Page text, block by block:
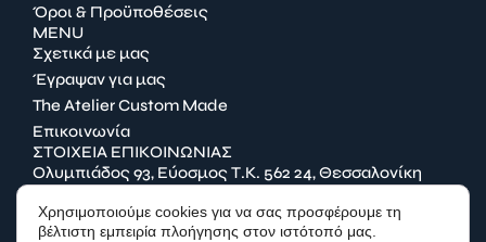
Όροι & Προϋποθέσεις
MENU
Σχετικά με μας
Έγραψαν για μας
The Atelier Custom Made
Επικοινωνία
ΣΤΟΙΧΕΙΑ ΕΠΙΚΟΙΝΩΝΙΑΣ
Ολυμπιάδος 93, Εύοσμος Τ.Κ. 562 24, Θεσσαλονίκη
info@lina-rene.gr
Χρησιμοποιούμε cookies για να σας προσφέρουμε τη
βέλτιστη εμπειρία πλοήγησης στον ιστότοπό μας.